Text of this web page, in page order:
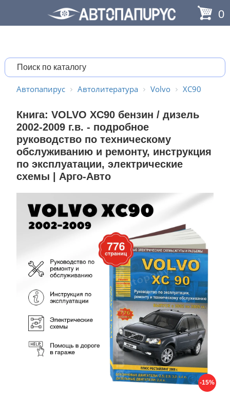
0
Автопапирус Автолитература Volvo XC90
Книга: VOLVO XC90 бензин / дизель
2002-2009 г.в. - подробное
руководство по техническому
обслуживанию и ремонту, инструкция
по эксплуатации, электрические
схемы | Арго-Авто
-15%